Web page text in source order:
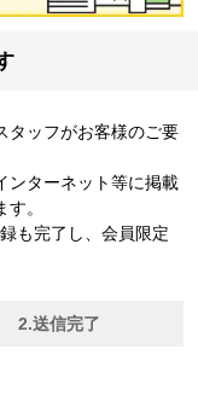
タッフがお客様のご要
ンターネット等に掲載
。
も完了し、会員限定
2.送信完了